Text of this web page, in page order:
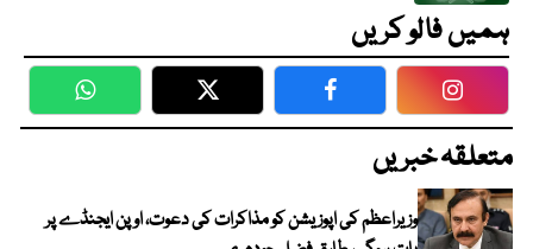
ہمیں فالو کریں
WhatsApp Twitter Facebook
متعلقہ خبریں
وزیراعظم کی اپوزیشن کو مذاکرات کی دعوت، اوپن ایجنڈے پر